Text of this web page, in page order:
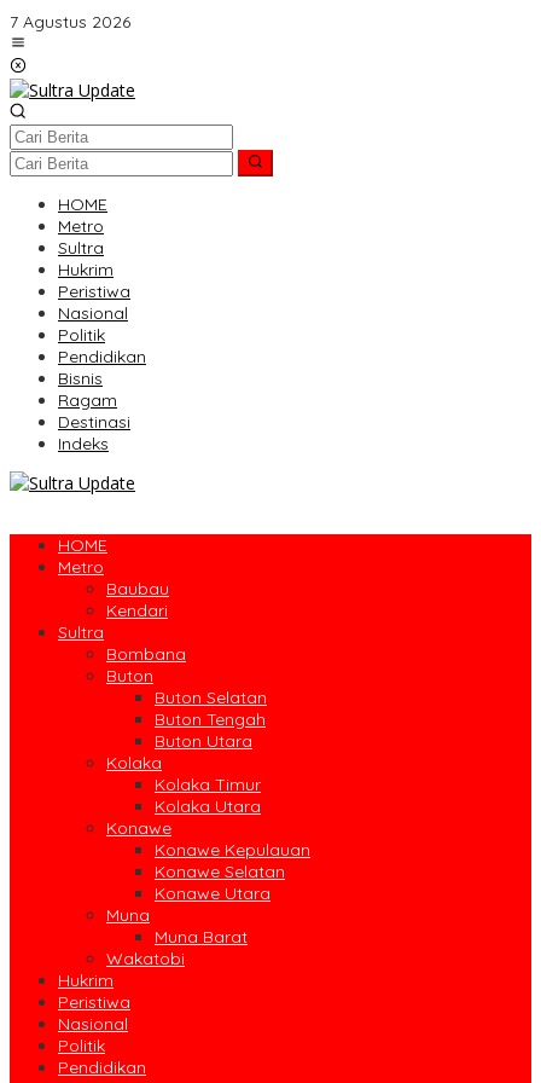
Lewati
ke
konten
7 Agustus 2026
HOME
Metro
Sultra
Hukrim
Peristiwa
Nasional
Politik
Pendidikan
Bisnis
Ragam
Destinasi
Indeks
HOME
Metro
Baubau
Kendari
Sultra
Bombana
Buton
Buton Selatan
Buton Tengah
Buton Utara
Kolaka
Kolaka Timur
Kolaka Utara
Konawe
Konawe Kepulauan
Konawe Selatan
Konawe Utara
Muna
Muna Barat
Wakatobi
Hukrim
Peristiwa
Nasional
Politik
Pendidikan